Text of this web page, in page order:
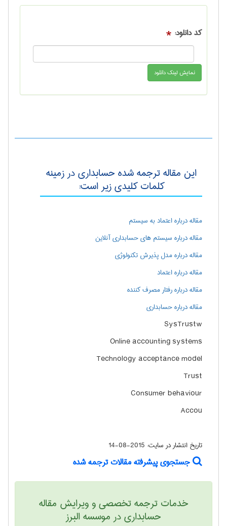
کد دانلود: *
این مقاله ترجمه شده حسابداری در زمینه
کلمات کلیدی زیر است:
مقاله درباره اعتماد به سیستم
مقاله درباره سیستم های حسابداری آنلاین
مقاله درباره مدل پذیرش تکنولوژی
مقاله درباره اعتماد
مقاله درباره رفتار مصرف کننده
مقاله درباره حسابداری
SysTrustw
Online accounting systems
Technology acceptance model
Trust
Consumer behaviour
Accou
تاریخ انتشار در سایت: 2015-08-14
جستجوی پیشرفته مقالات ترجمه شده
خدمات ترجمه تخصصی و ویرایش مقاله
حسابداری در موسسه البرز